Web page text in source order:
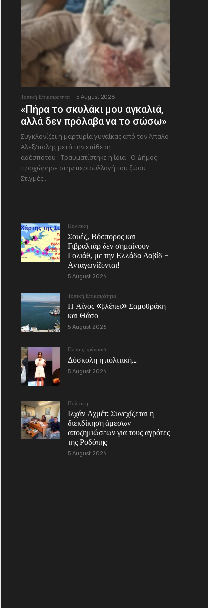
Τοπική Επικαιρότητα 5 August 2026
«Πήρα το σκυλάκι μου αγκαλιά,
αλλά δεν πρόλαβα να το σώσω»
Συγκλονίζει η μαρτυρία γυναίκας από τον Άπαλο
Αλεξ/πολης μετά την επίθεση
αδέσποτου - Τραυματίστηκε η ίδια - Ο Δήμος
προχώρησε στην περισυλλογή του ζώου
Στιγμές...
Πολιτικη
Σουέζ, Βόσπορος και
Γιβραλτάρ δεν σημαίνουν
Γολιάθ, με την Ελλάδα Δαβίδ –
Ανταγωνίζονται!
5 August 2026
Τοπική Επικαιρότητα
Η Αίνος «βλέπει» Σαμοθράκη
και Θάσο
5 August 2026
Εν τοις πράγμασι
Δύσκολη η πολιτική…
5 August 2026
Πολιτικη
Ιλχάν Αχμέτ: Συνεχίζεται η
διεκδίκηση άμεσων
αποζημιώσεων για τους αγρότες
της Ροδόπης
5 August 2026